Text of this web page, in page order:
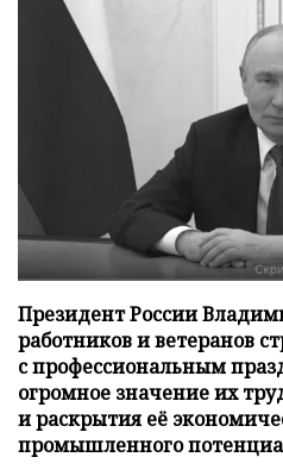
Президент России
работников и ветеранов
с профессиональным
огромное значение их
и раскрытия её
промышленного